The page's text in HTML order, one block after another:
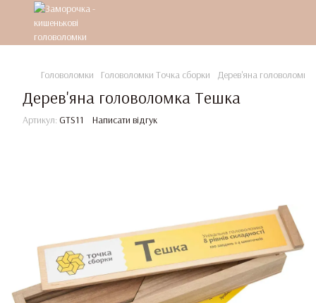
Головоломки Головоломки Точка сборки Дерев'яна головоломка
Дерев'яна головоломка Тешка
Артикул: GTS11 Написати відгук